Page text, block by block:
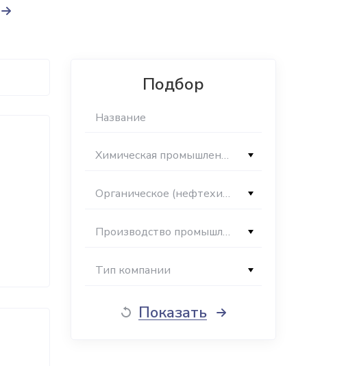
Подбор
Химическая промышленность
Органическое (нефтехимическое) производство
Производство промышленной химии, пенообразователей
Тип компании
Показать